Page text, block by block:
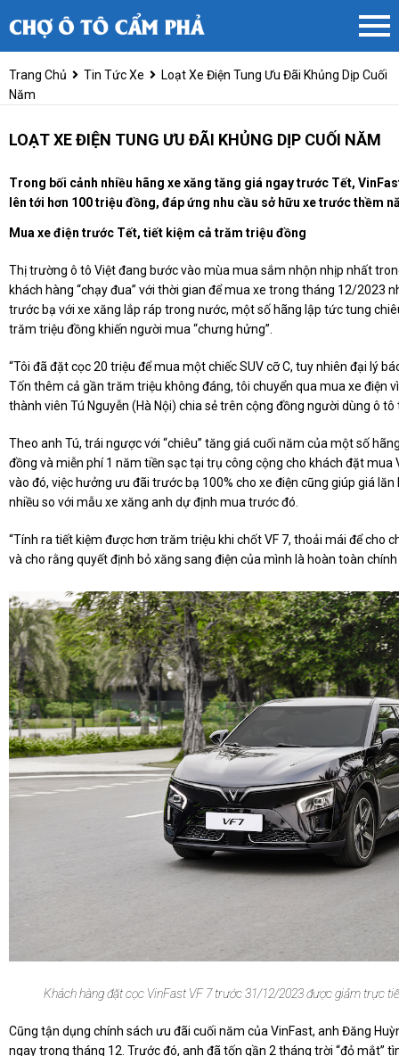
Trang Chủ Tin Tức Xe
Loạt Xe Điện Tung Ưu Đãi Khủng Dịp Cuối
Năm
LOẠT XE ĐIỆN TUNG ƯU ĐÃI KHỦNG DỊP CUỐI NĂM
Trong bối cảnh nhiều hãng xe xăng tăng giá ngay trước Tết,
lên tới hơn 100 triệu đồng, đáp ứng nhu cầu sở hữu xe trước thềm
Mua xe điện trước Tết, tiết kiệm cả trăm triệu đồng
Thị trường ô tô Việt đang bước vào mùa mua sắm nhộn nhịp nhất
khách hàng “chạy đua” với thời gian để mua xe trong tháng 12/2023
trước bạ với xe xăng lắp ráp trong nước, một số hãng lập tức tung
trăm triệu đồng khiến người mua “chưng hửng”.
“Tôi đã đặt cọc 20 triệu để mua một chiếc SUV cỡ C, tuy nhiên đại lý
Tốn thêm cả gần trăm triệu không đáng, tôi chuyển qua mua xe điện
thành viên Tú Nguyễn (Hà Nội) chia sẻ trên cộng đồng người dùng ô tô
Theo anh Tú, trái ngược với “chiêu” tăng giá cuối năm của một số
đồng và miễn phí 1 năm tiền sạc tại trụ công cộng cho khách đặt mua
vào đó, việc hưởng ưu đãi trước bạ 100% cho xe điện cũng giúp giá
nhiều so với mẫu xe xăng anh dự định mua trước đó.
“Tính ra tiết kiệm được hơn trăm triệu khi chốt VF 7, thoải mái để cho
và cho rằng quyết định bỏ xăng sang điện của mình là hoàn toàn chính
Khách hàng đặt cọc VinFast VF 7 trước 31/12/2023 được giảm trực
Cũng tận dụng chính sách ưu đãi cuối năm của VinFast, anh Đăng
ngay trong tháng 12. Trước đó, anh đã tốn gần 2 tháng trời “đỏ mắt”